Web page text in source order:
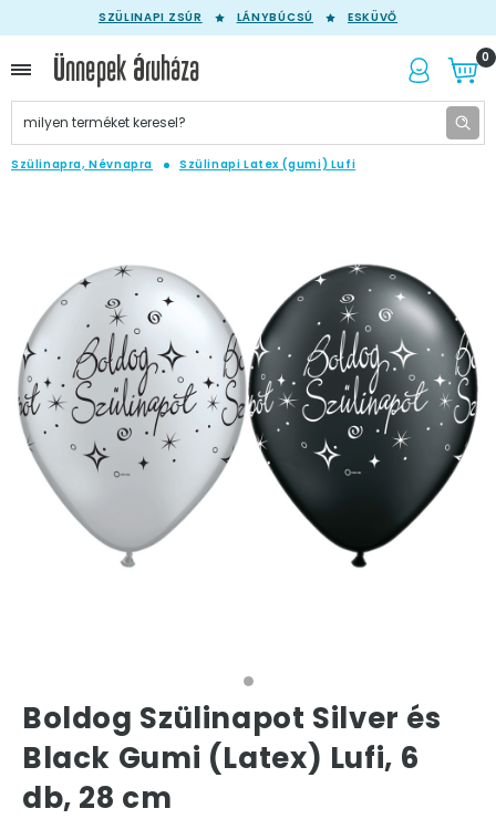
SZÜLINAPI ZSÚR LÁNYBÚCSÚ ESKÜVŐ
0
Szülinapra, Névnapra Szülinapi Latex (gumi) Lufi
Boldog Szülinapot Silver és
Black Gumi (Latex) Lufi, 6
db, 28 cm